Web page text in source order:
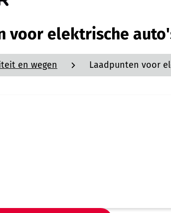
voor elektrische
en wegen Laadpunten voor